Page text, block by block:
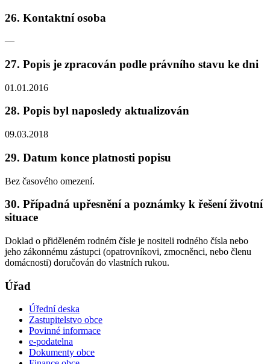
26. Kontaktní osoba
—
27. Popis je zpracován podle právního stavu ke dni
01.01.2016
28. Popis byl naposledy aktualizován
09.03.2018
29. Datum konce platnosti popisu
Bez časového omezení.
30. Případná upřesnění a poznámky k řešení životní
situace
Doklad o přiděleném rodném čísle je nositeli rodného čísla nebo
jeho zákonnému zástupci (opatrovníkovi, zmocněnci, nebo členu
domácnosti) doručován do vlastních rukou.
Úřad
Úřední deska
Zastupitelstvo obce
Povinné informace
e-podatelna
Dokumenty obce